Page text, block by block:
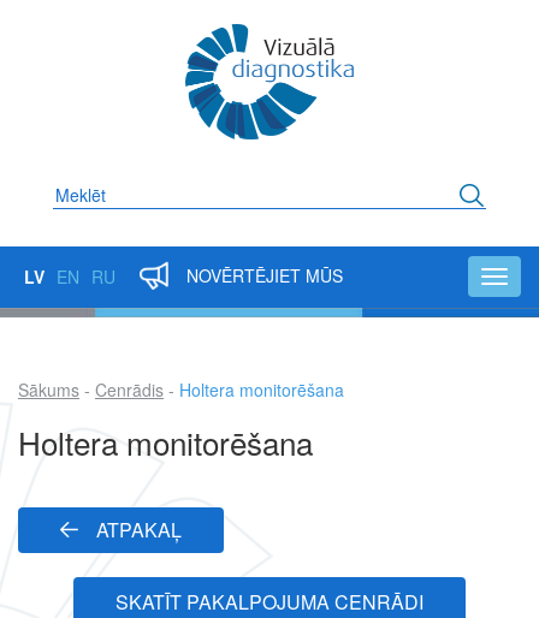
Meklēt
LV EN RU NOVĒRTĒJIET MŪS
Atpakaļceļš
Sākums Cenrādis Holtera monitorēšana
Holtera monitorēšana
ATPAKAĻ
SKATĪT PAKALPOJUMA CENRĀDI